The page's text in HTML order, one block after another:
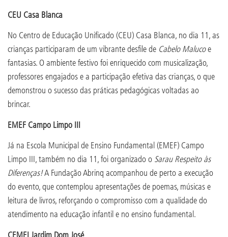
CEU Casa Blanca
No Centro de Educação Unificado (CEU) Casa Blanca, no dia 11, as
crianças participaram de um vibrante desfile de Cabelo Malucoe
fantasias. O ambiente festivo foi enriquecido com musicalização,
professores engajados e a participação efetiva das crianças, o que
demonstrou o sucesso das práticas pedagógicas voltadas ao
brincar.
EMEF Campo Limpo III
Já na Escola Municipal de Ensino Fundamental (EMEF) Campo
Limpo III, também no dia 11, foi organizado o Sarau Respeito às
Diferenças!A Fundação Abrinq acompanhou de perto a execução
do evento, que contemplou apresentações de poemas, músicas e
leitura de livros, reforçando o compromisso com a qualidade do
atendimento na educação infantil e no ensino fundamental.
CEMEI Jardim Dom José